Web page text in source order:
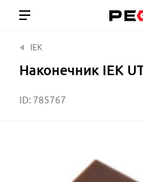
IEK
Наконечник IEK
ID: 785767